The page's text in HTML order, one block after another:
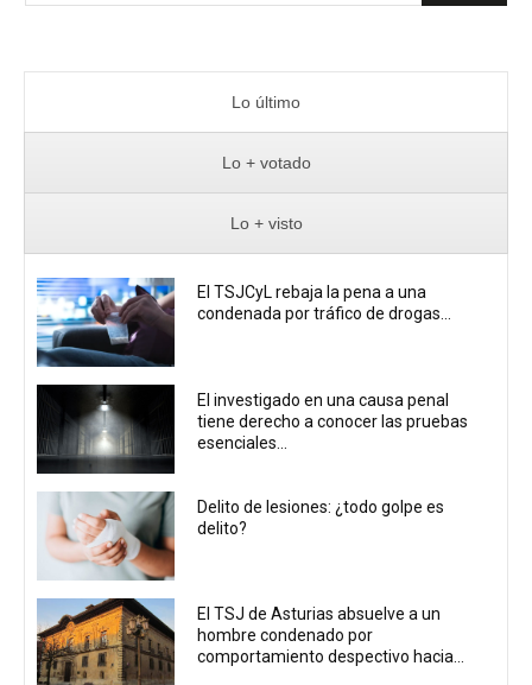
Lo último
Lo + votado
Lo + visto
El TSJCyL rebaja la pena a una
condenada por tráfico de drogas...
El investigado en una causa penal
tiene derecho a conocer las pruebas
esenciales...
Delito de lesiones: ¿todo golpe es
delito?
El TSJ de Asturias absuelve a un
hombre condenado por
comportamiento despectivo hacia...